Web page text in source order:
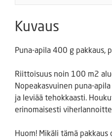
Kuvaus
Puna-apila 400 g pakkaus,
Riittoisuus noin 100 m2
Nopeakasvuinen puna-
ja leviää tehokkaasti.
erinomaisesti
Huom! Mikäli tämä